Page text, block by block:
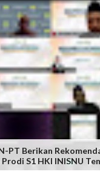
PT Berikan
S1 HKI INISNU